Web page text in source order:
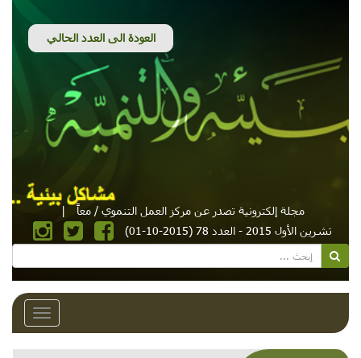
مجلة إلكترونية تصدر عن مركز العمل التنموي / معاً
|
تشرين الأول 2015 - العدد 78 (2015-10-01)
Toggle